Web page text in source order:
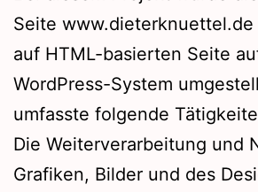
Seite
auf HTML-basierten Seite
WordPress-System
umfasste folgende
Die Weiterverarbeitung und
Grafiken, Bilder und des